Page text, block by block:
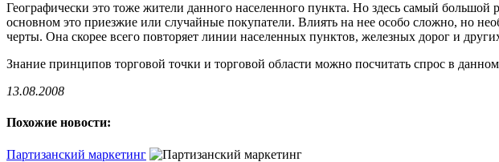
Географически это тоже жители данного населенного пункта. Но здесь самый большой
основном это приезжие или случайные покупатели. Влиять на нее особо сложно, но
черты. Она скорее всего повторяет линии населенных пунктов, железных дорог и
Знание принципов торговой точки и торговой области можно посчитать спрос в
13.08.2008
Похожие новости:
Партизанский маркетинг